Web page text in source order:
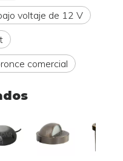
voltaje de 12 V
comercial